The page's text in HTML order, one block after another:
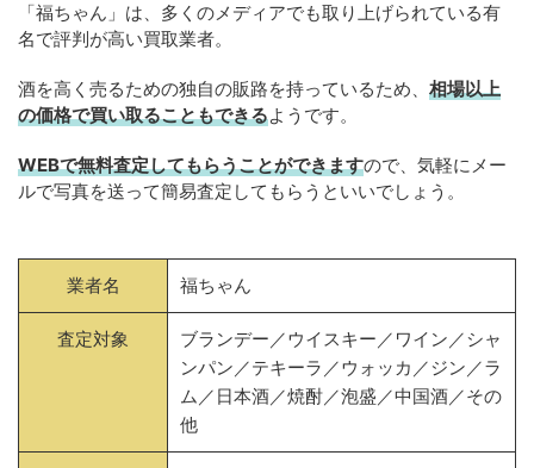
「福ちゃん」は、多くのメディアでも取り上げられている有
名で評判が高い買取業者。
酒を高く売るための独自の販路を持っているため、 相場以上
の価格で買い取ることもできるようです。
WEBで無料査定してもらうことができますので、気軽にメー
ルで写真を送って簡易査定してもらうといいでしょう。
業者名 福ちゃん
査定対象
ブランデー／ウイスキー／ワイン／シャ
ンパン／テキーラ／ウォッカ／ジン／ラ
ム／日本酒／焼酎／泡盛／中国酒／その
他